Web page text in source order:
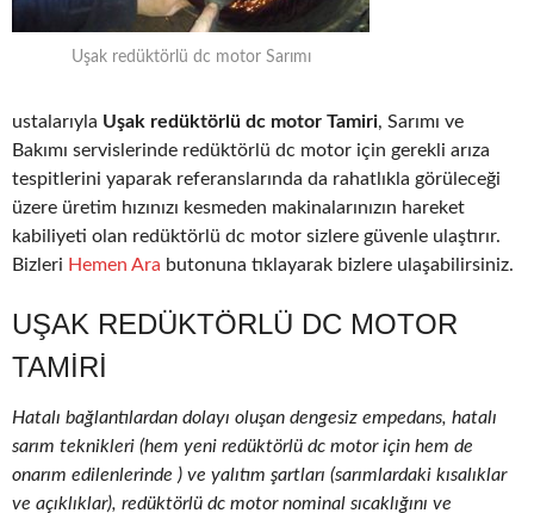
Uşak redüktörlü dc motor Sarımı
ustalarıyla Uşak redüktörlü dc motor Tamiri, Sarımı ve
Bakımı servislerinde redüktörlü dc motor için gerekli arıza
tespitlerini yaparak referanslarında da rahatlıkla görüleceği
üzere üretim hızınızı kesmeden makinalarınızın hareket
kabiliyeti olan redüktörlü dc motor sizlere güvenle ulaştırır.
Bizleri Hemen Ara butonuna tıklayarak bizlere ulaşabilirsiniz.
UŞAK REDÜKTÖRLÜ DC MOTOR
TAMIRI
Hatalı bağlantılardan dolayı oluşan dengesiz empedans, hatalı
sarım teknikleri (hem yeni redüktörlü dc motor için hem de
onarım edilenlerinde ) ve yalıtım şartları (sarımlardaki kısalıklar
ve açıklıklar), redüktörlü dc motor nominal sıcaklığını ve